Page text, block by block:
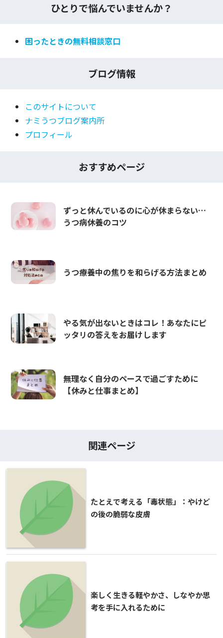
ひとりで悩んでいませんか？
困ったときの無料相談窓口
ブログ情報
このサイトについて
ナミうつブログ案内所
プロフィール
おすすめページ
ずっと休んでいるのに心が休まらない…
うつ病休養のコツ
うつ療養中の焦りを和らげる方法まとめ
やる気が出ないときはコレ！あなたにピ
ッタリの答えをお届けします
無理なく自分のペースで過ごすために
【休みと仕事まとめ】
関連ページ
たとえで考える「毒状態」：やけど
の後の脆弱な皮膚
楽しく生きる軽やかさ、しなやか思
考を手に入れるために